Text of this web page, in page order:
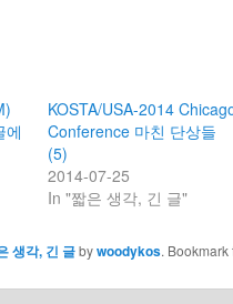
에
KOSTA/USA-2014
Conference 마친 단상들
(5)
2014-07-25
In "짧은 생각, 긴 글"
생각, 긴 글bywoodykos. Bookmark